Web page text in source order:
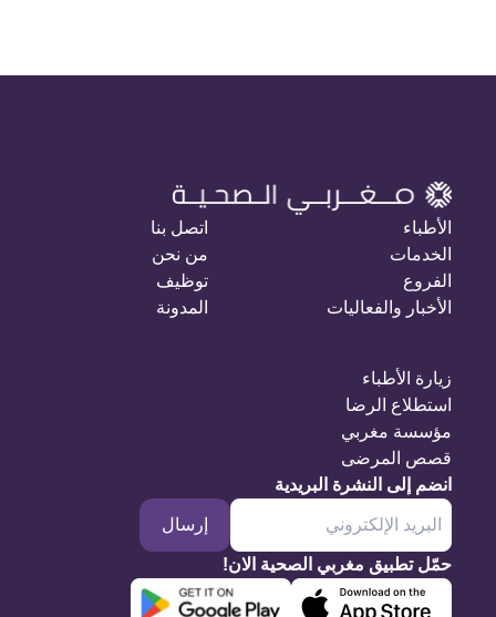
الأطباء
الخدمات
الفروع
الأخبار والفعاليات
اتصل بنا
من نحن
توظيف
المدونة
زيارة الأطباء
استطلاع الرضا
مؤسسة مغربي
قصص المرضى
انضم إلى النشرة البريدية
إرسال
حمّل تطبيق مغربي الصحية الان!